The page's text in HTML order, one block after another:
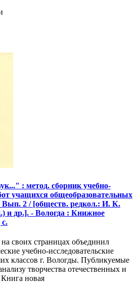
: метод. сборник учебно-
учащихся общеобразовательных
2 / [обществ. редкол.: И. К.
и др.]. - Вологда : Книжное
с.
своих страницах объединил
учебно-исследовательские
классов г. Вологды. Публикуемые
творчества отечественных и
новая